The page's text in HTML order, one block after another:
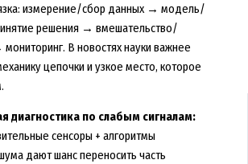
измерение/сбор данных → модель/
решения → вмешательство/
В новостях науки важнее
цепочки и узкое место, которое
диагностика по слабым сигналам:
сенсоры + алгоритмы
дают шанс переносить часть